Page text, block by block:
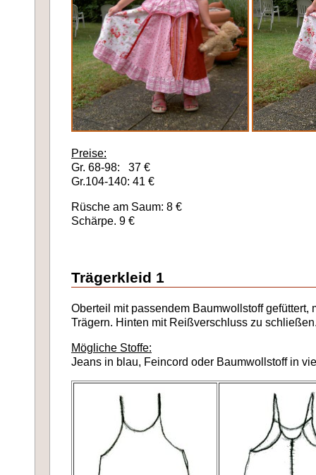
Preise:
Gr. 68-98: 37 €
Gr.104-140: 41 €
Rüsche am Saum: 8 €
Schärpe. 9 €
Trägerkleid 1
Oberteil mit passendem Baumwollstoff gefüttert,
Trägern. Hinten mit Reißverschluss zu
Mögliche Stoffe:
Jeans in blau, Feincord oder Baumwollstoff in